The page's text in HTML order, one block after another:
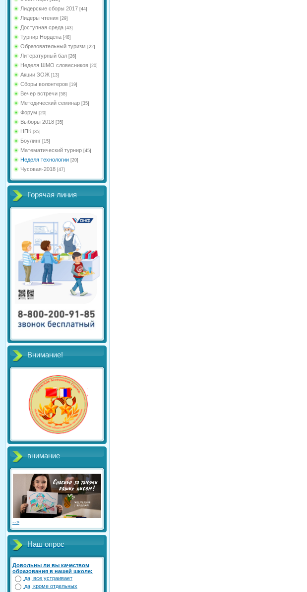
Лидерские сборы 2017 [44]
Лидеры чтения [29]
Доступная среда [43]
Турнир Нордена [48]
Образовательный туризм [22]
Литературный бал [26]
Неделя ШМО словесников [20]
Акции ЗОЖ [13]
Сборы волонтеров [19]
Вечер встречи [58]
Методический семинар [35]
Форум [20]
Выборы 2018 [35]
НПК [35]
Боулинг [15]
Математический турнир [45]
Неделя технологии [20]
Чусовая-2018 [47]
Горячая линия
Внимание!
внимание
-->
Наш опрос
Довольны ли вы качеством
образования в нашей школе:
да, все устраивает
да, кроме отдельных